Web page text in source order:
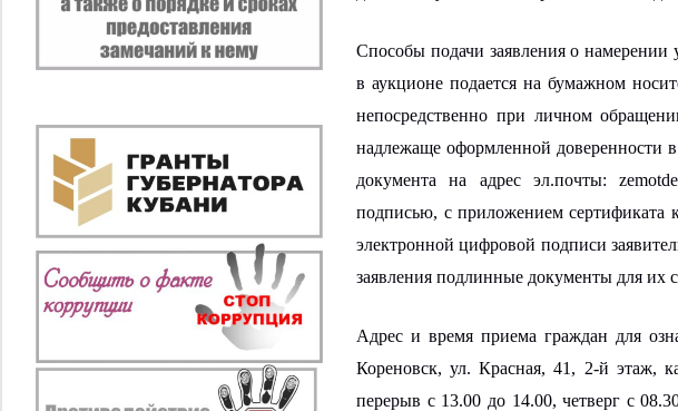
Способы подачи заявления о намерении
в аукционе подается на бумажном
непосредственно при личном
надлежаще оформленной доверенности
документа на адрес эл.почты:
подписью, с приложением сертификата
электронной цифровой подписи
заявления подлинные документы для их
Адрес и время приема граждан для
Кореновск, ул. Красная, 41, 2-й этаж,
перерыв с 13.00 до 14.00, четверг с